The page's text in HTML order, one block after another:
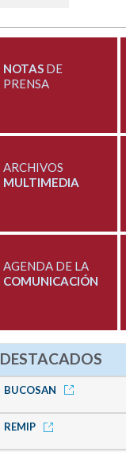
NOTASDE
PRENSA
ARCHIVOS
MULTIMEDIA
AGENDA DE LA
COMUNICACIÓN
DESTACADOS
BUCOSAN
REMIP